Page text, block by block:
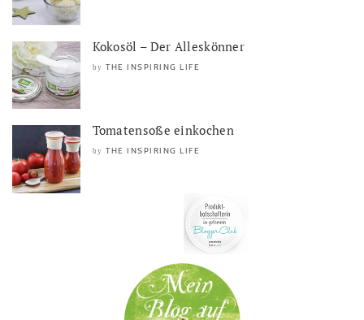
Kokosöl – Der Alleskönner
by THE INSPIRING LIFE
Tomatensoße einkochen
by THE INSPIRING LIFE